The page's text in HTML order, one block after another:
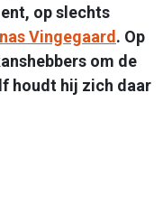
op slechts
Vingegaard. Op
om de
houdt hij zich daar